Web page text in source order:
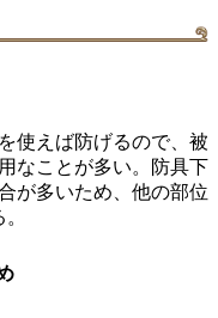
使えば防げるので、被
なことが多い。防具下
が多いため、他の部位